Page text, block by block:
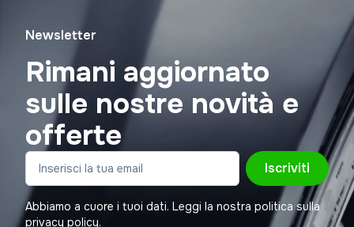
Newsletter
Rimani aggiornato
sulle nostre novità e
offerte
Iscriviti
Abbiamo a cuore i tuoi dati. Leggi la nostra politica sulla
privacy policy.